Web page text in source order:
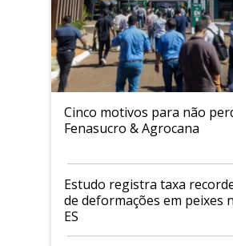
Cinco motivos para não
Fenasucro & Agrocana
Estudo registra taxa
de deformações em peixes
ES